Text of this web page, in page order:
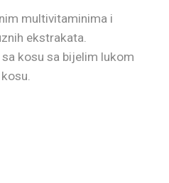
multivitaminima i
ekstrakata.
kosu sa bijelim lukom